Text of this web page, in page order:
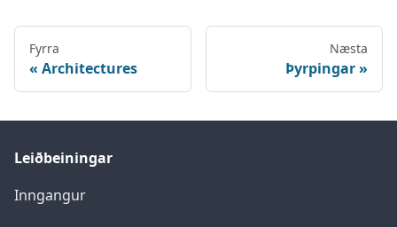
Fyrra
Architectures
Næsta
Þyrpingar
Leiðbeiningar
Inngangur